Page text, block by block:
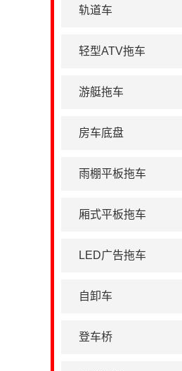
轨道车
轻型ATV拖车
游艇拖车
房车底盘
雨棚平板拖车
厢式平板拖车
LED广告拖车
自卸车
登车桥